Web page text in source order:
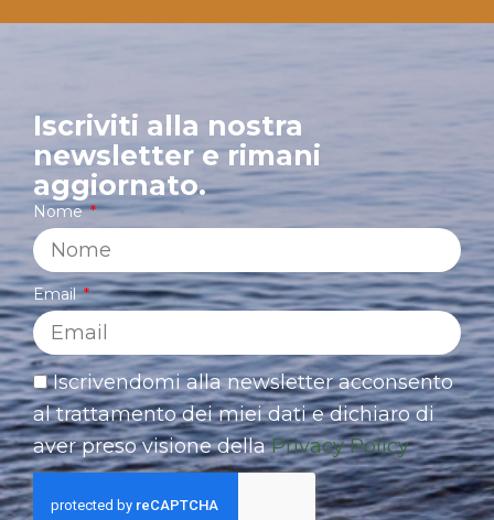
Iscriviti alla nostra
newsletter e rimani
aggiornato.
Nome
Email
Iscrivendomi alla newsletter acconsento
al trattamento dei miei dati e dichiaro di
aver preso visione dellaPrivacy Policy